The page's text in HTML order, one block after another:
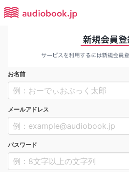
お名前
メールアドレス
パスワード